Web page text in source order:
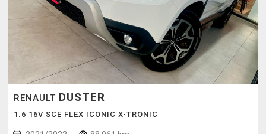
RENAULT DUSTER
1.6 16V SCE FLEX ICONIC X-TRONIC